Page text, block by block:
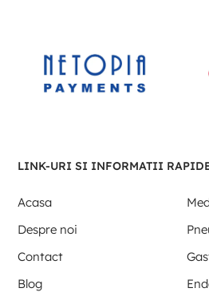
LINK-URI SI INFORMATII
Acasa
Despre noi
Contact
Blog